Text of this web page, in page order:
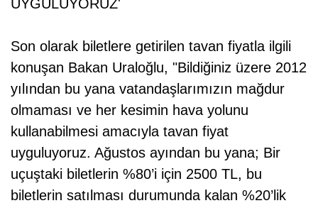
UYGULUYORUZ'
Son olarak biletlere getirilen tavan fiyatla ilgili
konuşan Bakan Uraloğlu, "Bildiğiniz üzere 2012
yılından bu yana vatandaşlarımızın mağdur
olmaması ve her kesimin hava yolunu
kullanabilmesi amacıyla tavan fiyat
uyguluyoruz. Ağustos ayından bu yana; Bir
uçuştaki biletlerin %80’i için 2500 TL, bu
biletlerin satılması durumunda kalan %20’lik